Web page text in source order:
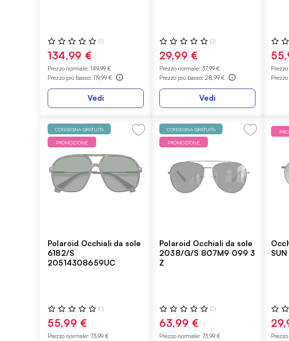
Valutazione:
0%
(0)
134,99 €
Prezzo normale: 149,99 €
Prezzo più basso: 119,99 €
Vedi
Valutazione:
0%
(0)
29,99 €
Prezzo normale: 37,99 €
Prezzo più basso: 28,99 €
Vedi
0%
CONSEGNA GRATUITA
PROMOZIONE
Polaroid Occhiali da sole
6182/S
20514308659UC
Valutazione:
0%
(0)
55,99 €
Prezzo normale: 73,99 €
CONSEGNA GRATUITA
PROMOZIONE
Polaroid Occhiali da sole
2038/G/S 807M9 099 3
Z
Valutazione:
0%
(0)
63,99 €
Prezzo normale: 73,99 €
0%